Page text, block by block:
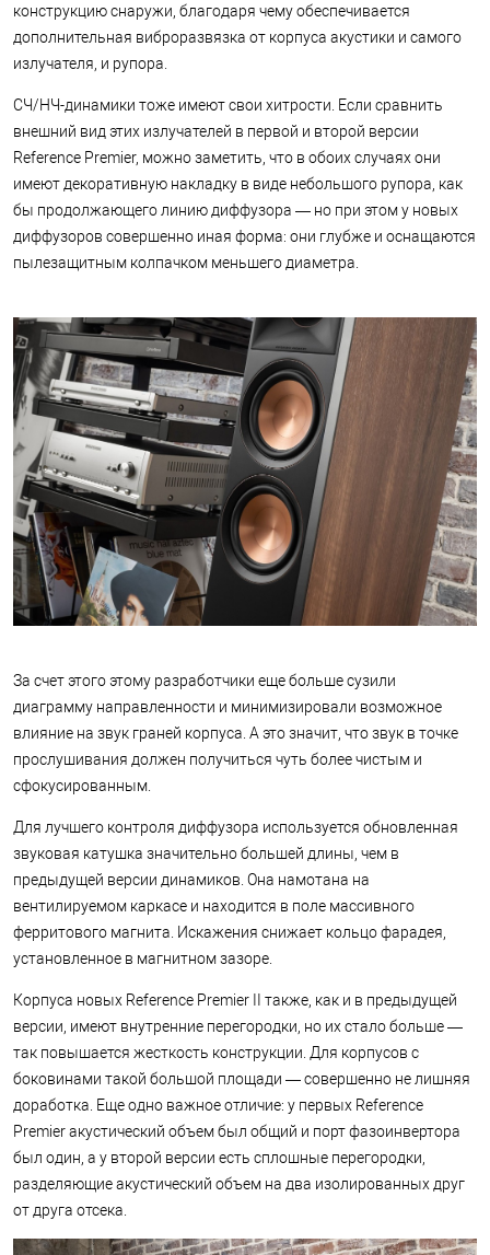
конструкцию снаружи, благодаря чему обеспечивается
дополнительная виброразвязка от корпуса акустики и самого
излучателя, и рупора.
СЧ/НЧ-динамики тоже имеют свои хитрости. Если сравнить
внешний вид этих излучателей в первой и второй версии
Reference Premier, можно заметить, что в обоих случаях они
имеют декоративную накладку в виде небольшого рупора, как
бы продолжающего линию диффузора — но при этом у новых
диффузоров совершенно иная форма: они глубже и оснащаются
пылезащитным колпачком меньшего диаметра.
За счет этого этому разработчики еще больше сузили
диаграмму направленности и минимизировали возможное
влияние на звук граней корпуса. А это значит, что звук в точке
прослушивания должен получиться чуть более чистым и
сфокусированным.
Для лучшего контроля диффузора используется обновленная
звуковая катушка значительно большей длины, чем в
предыдущей версии динамиков. Она намотана на
вентилируемом каркасе и находится в поле массивного
ферритового магнита. Искажения снижает кольцо фарадея,
установленное в магнитном зазоре.
Корпуса новых Reference Premier II также, как и в предыдущей
версии, имеют внутренние перегородки, но их стало больше —
так повышается жесткость конструкции. Для корпусов с
боковинами такой большой площади — совершенно не лишняя
доработка. Еще одно важное отличие: у первых Reference
Premier акустический объем был общий и порт фазоинвертора
был один, а у второй версии есть сплошные перегородки,
разделяющие акустический объем на два изолированных друг
от друга отсека.